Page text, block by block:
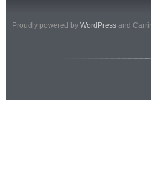
Proudly powered by WordPress and